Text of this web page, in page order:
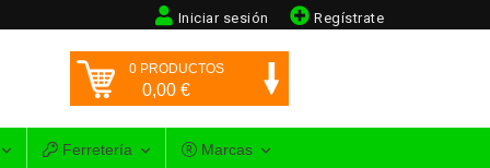
Regístrate
Iniciar sesión
0 PRODUCTOS
0,00 €
Ferretería Marcas